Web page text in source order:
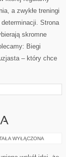
a zwykłe treningi
Strona
skromne
Biegi
– który chce
WYŁĄCZONA